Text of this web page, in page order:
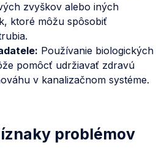
zvyškov alebo iných
ktoré môžu spôsobiť
Používanie biologických
pomôcť udržiavať zdravú
v kanalizačnom systéme.
problémov